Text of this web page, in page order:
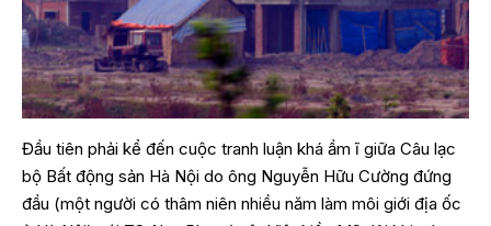
Đầu tiên phải kể đến cuộc tranh luận khá ầm ĩ giữa Câu lạc
bộ Bất động sản Hà Nội do ông Nguyễn Hữu Cường đứng
đầu (một người có thâm niên nhiều năm làm môi giới địa ốc